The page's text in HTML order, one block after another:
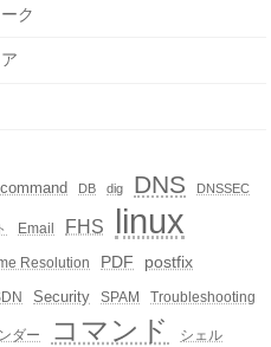
ク
command DB dig DNS DNSSEC
Email FHS linux
Resolution PDF postfix
Security SPAM Troubleshooting
ダー コマンド シェル